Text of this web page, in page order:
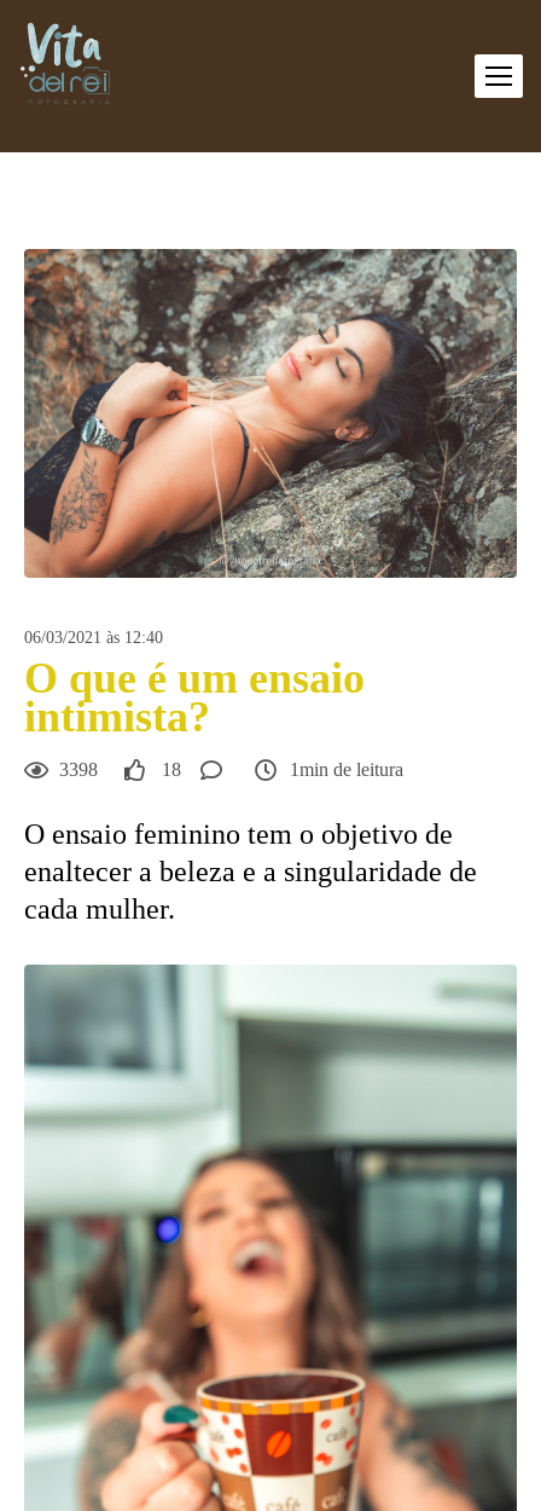
06/03/2021 às 12:40
O que é um ensaio
intimista?
3398 18 1min de leitura
O ensaio feminino tem o objetivo de
enaltecer a beleza e a singularidade de
cada mulher.